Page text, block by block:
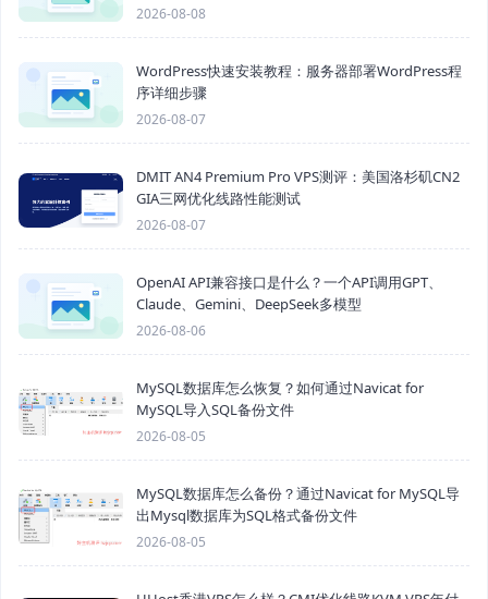
2026-08-08
WordPress快速安装教程：服务器部署WordPress程
序详细步骤
2026-08-07
DMIT AN4 Premium Pro VPS测评：美国洛杉矶CN2
GIA三网优化线路性能测试
2026-08-07
OpenAI API兼容接口是什么？一个API调用GPT、
Claude、Gemini、DeepSeek多模型
2026-08-06
MySQL数据库怎么恢复？如何通过Navicat for
MySQL导入SQL备份文件
2026-08-05
MySQL数据库怎么备份？通过Navicat for MySQL导
出Mysql数据库为SQL格式备份文件
2026-08-05